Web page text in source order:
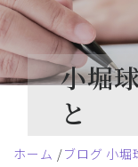
小堀
と
ホーム ブログ 小堀